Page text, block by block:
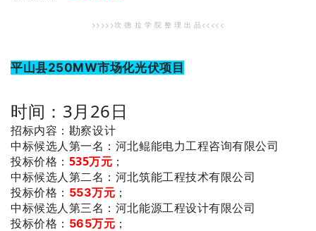
>>>>>坎 德 拉 学 院 整 理 出 品<<<<<
平山县250MW市场化光伏项目
时间：3月26日
招标内容：勘察设计
中标候选人第一名 ：河北鲲能电力工程咨询有限公司
投标价格： 535万元 ；
中标候选人第二名 ：河北筑能工程技术有限公司
投标价格： 553万元 ；
中标候选人第三名 ：河北能源工程设计有限公司
投标价格： 565万元 ；